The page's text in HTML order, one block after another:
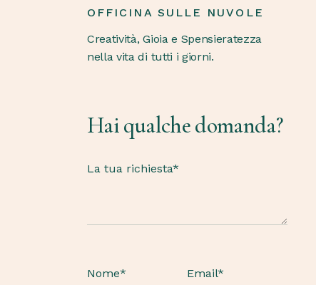
OFFICINA SULLE NUVOLE
Creatività, Gioia e Spensieratezza
nella vita di tutti i giorni.
Hai qualche domanda?